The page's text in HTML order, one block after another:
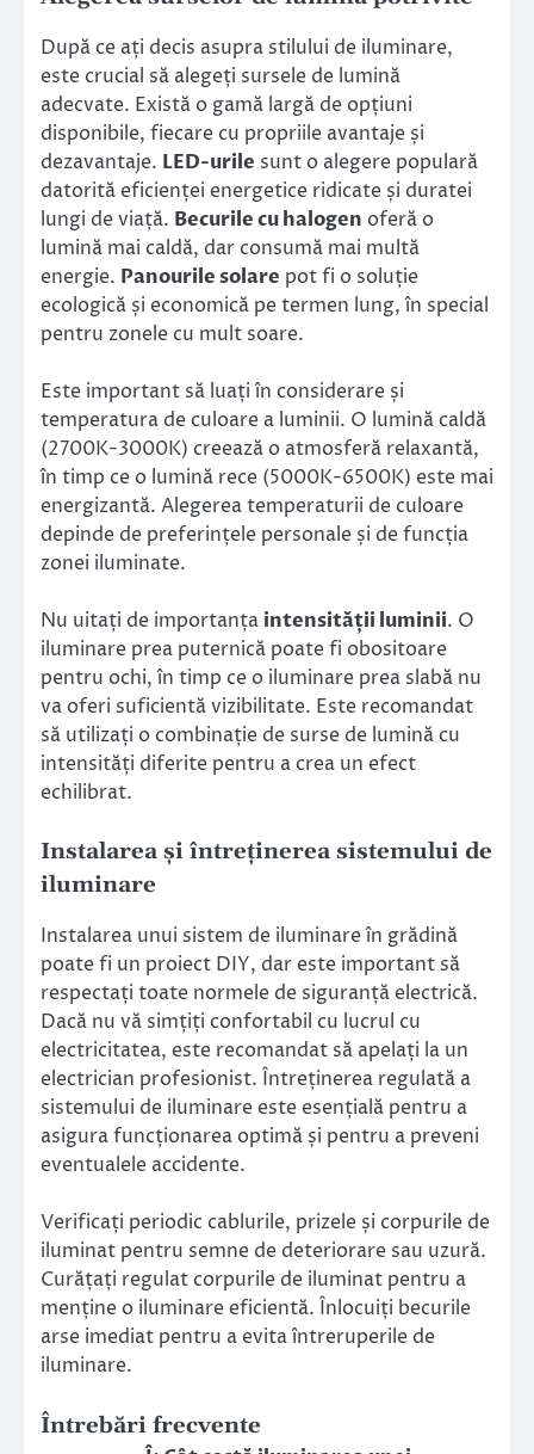
După ce ați decis asupra stilului de iluminare,
este crucial să alegeți sursele de lumină
adecvate. Există o gamă largă de opțiuni
disponibile, fiecare cu propriile avantaje și
dezavantaje. LED-urile sunt o alegere populară
datorită eficienței energetice ridicate și duratei
lungi de viață. Becurile cu halogen oferă o
lumină mai caldă, dar consumă mai multă
energie. Panourile solare pot fi o soluție
ecologică și economică pe termen lung, în special
pentru zonele cu mult soare.
Este important să luați în considerare și
temperatura de culoare a luminii. O lumină caldă
(2700K-3000K) creează o atmosferă relaxantă,
în timp ce o lumină rece (5000K-6500K) este mai
energizantă. Alegerea temperaturii de culoare
depinde de preferințele personale și de funcția
zonei iluminate.
Nu uitați de importanța intensității luminii. O
iluminare prea puternică poate fi obositoare
pentru ochi, în timp ce o iluminare prea slabă nu
va oferi suficientă vizibilitate. Este recomandat
să utilizați o combinație de surse de lumină cu
intensități diferite pentru a crea un efect
echilibrat.
Instalarea și întreținerea sistemului de
iluminare
Instalarea unui sistem de iluminare în grădină
poate fi un proiect DIY, dar este important să
respectați toate normele de siguranță electrică.
Dacă nu vă simțiți confortabil cu lucrul cu
electricitatea, este recomandat să apelați la un
electrician profesionist. Întreținerea regulată a
sistemului de iluminare este esențială pentru a
asigura funcționarea optimă și pentru a preveni
eventualele accidente.
Verificați periodic cablurile, prizele și corpurile de
iluminat pentru semne de deteriorare sau uzură.
Curățați regulat corpurile de iluminat pentru a
menține o iluminare eficientă. Înlocuiți becurile
arse imediat pentru a evita întreruperile de
iluminare.
Întrebări frecvente